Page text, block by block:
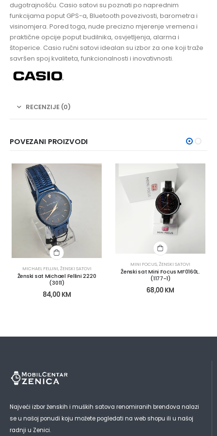
dugotrajnošću. Casio satovi su poznati po naprednim
funkcijama poput GPS-a, Bluetooth povezivosti, barometra i
visinomjera. Pored toga, nude precizno mjerenje vremena i
praktične opcije poput budilnika, osvjetljenja, alarma i
štoperice. Casio ručni satovi idealan su izbor za one koji traže
savršen spoj kvaliteta, funkcionalnosti i inovativnosti.
RECENZIJE (0)
POVEZANI PROIZVODI
MICHAEL FELLINI,ŽENSKI SATOVI
Ženski sat Michael Fellini 2220
(3011)
84,00 KM
MINI FOCUS,ŽENSKI SATOVI
Ženski sat Mini Focus MF0160L.
(1177-1)
68,00 KM
Najveći izbor ženskih i muških satova renomiranih brendova nalazi
se u našoj ponudi koju možete pogledati na web shopu ili u našoj
radnji u Zenici.